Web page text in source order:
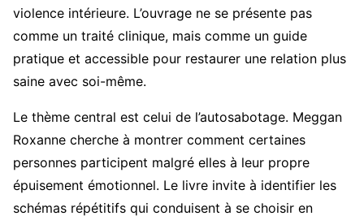
violence intérieure. L’ouvrage ne se présente pas
comme un traité clinique, mais comme un guide
pratique et accessible pour restaurer une relation plus
saine avec soi-même.
Le thème central est celui de l’autosabotage. Meggan
Roxanne cherche à montrer comment certaines
personnes participent malgré elles à leur propre
épuisement émotionnel. Le livre invite à identifier les
schémas répétitifs qui conduisent à se choisir en